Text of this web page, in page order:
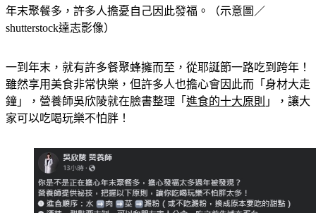
年末聚餐多，許多人擔憂自己因此發福。（示意圖／
一到年末，就有許多餐聚蜂擁而至，從耶誕節一路吃到跨年！
雖然享用美食非常快樂，但許多人也擔心會因此而「身材大走
鐘」，營養師吳欣陵就在臉書整理「